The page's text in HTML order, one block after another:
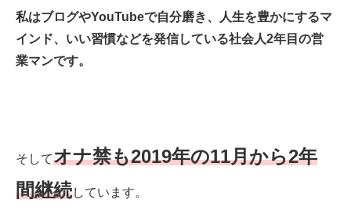
私はブログやYouTubeで自分磨き、人生を豊かにするマ
インド、いい習慣などを発信している社会人2年目の営
業マンです。
そしてオナ禁も2019年の11月から2年
間継続しています。